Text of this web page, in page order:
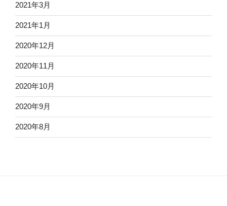
2021年3月
2021年1月
2020年12月
2020年11月
2020年10月
2020年9月
2020年8月